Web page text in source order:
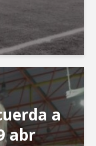
a
abr